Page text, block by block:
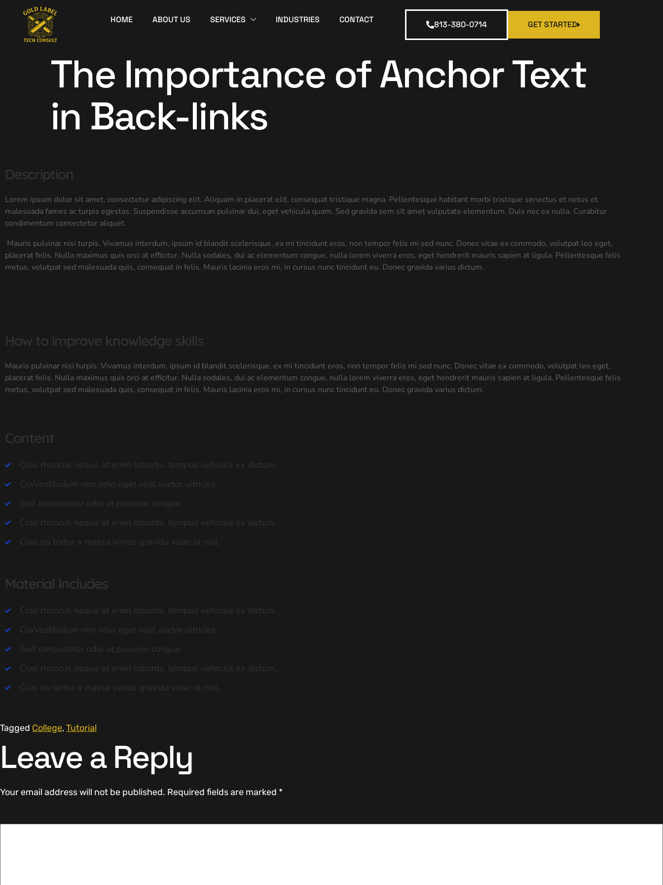
HOME ABOUT US SERVICES INDUSTRIES CONTACT 813-380-0714 GET STARTED
The Importance of Anchor Text
in Back-links
Description
Lorem ipsum dolor sit amet, consectetur adipiscing elit. Aliquam in placerat elit, consequat tristique magna. Pellentesque habitant morbi tristique senectus et netus et
malesuada fames ac turpis egestas. Suspendisse accumsan pulvinar dui, eget vehicula quam. Sed gravida sem sit amet vulputate elementum. Duis nec ex nulla. Curabitur
condimentum consectetur aliquet.
Mauris pulvinar nisi turpis. Vivamus interdum, ipsum id blandit scelerisque, ex mi tincidunt eros, non tempor felis mi sed nunc. Donec vitae ex commodo, volutpat leo eget,
placerat felis. Nulla maximus quis orci at efficitur. Nulla sodales, dui ac elementum congue, nulla lorem viverra eros, eget hendrerit mauris sapien at ligula. Pellentesque felis
metus, volutpat sed malesuada quis, consequat in felis. Mauris lacinia eros mi, in cursus nunc tincidunt eu. Donec gravida varius dictum.
How to improve knowledge skills
Mauris pulvinar nisi turpis. Vivamus interdum, ipsum id blandit scelerisque, ex mi tincidunt eros, non tempor felis mi sed nunc. Donec vitae ex commodo, volutpat leo eget,
placerat felis. Nulla maximus quis orci at efficitur. Nulla sodales, dui ac elementum congue, nulla lorem viverra eros, eget hendrerit mauris sapien at ligula. Pellentesque felis
metus, volutpat sed malesuada quis, consequat in felis. Mauris lacinia eros mi, in cursus nunc tincidunt eu. Donec gravida varius dictum.
Content
Cras rhoncus neque at enim lobortis, tempus vehicula ex dictum.
CraVestibulum non odio eget velit auctor ultricies.
Sed consectetur odio ut posuere congue.
Cras rhoncus neque at enim lobortis, tempus vehicula ex dictum.
Cras eu tortor a massa varius gravida vitae ut nisl.
Material Includes
Cras rhoncus neque at enim lobortis, tempus vehicula ex dictum.
CraVestibulum non odio eget velit auctor ultricies.
Sed consectetur odio ut posuere congue.
Cras rhoncus neque at enim lobortis, tempus vehicula ex dictum.
Cras eu tortor a massa varius gravida vitae ut nisl.
Tagged College,Tutorial
Leave a Reply
Your email address will not be published. Required fields are marked *